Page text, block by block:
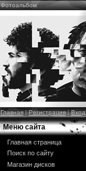
Фотоальбом
Главная|Регистрация|Вход
Меню сайта
Главная страница
Поиск по сайту
Магазин дисков